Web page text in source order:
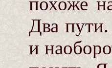
Два
и